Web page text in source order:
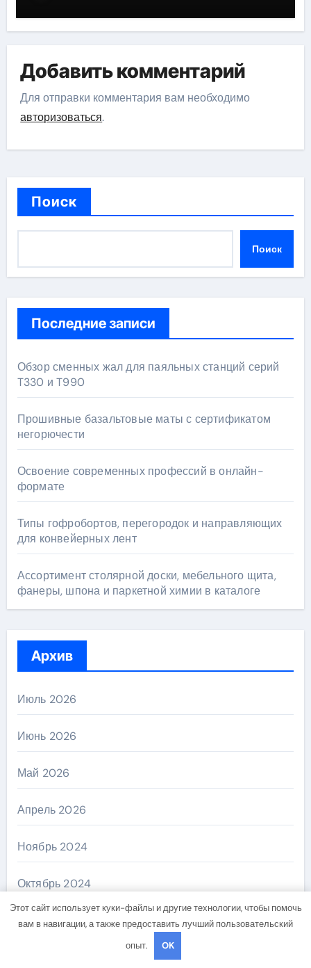
Добавить комментарий
Для отправки комментария вам необходимо
авторизоваться.
Поиск
Поиск
Последние записи
Обзор сменных жал для паяльных станций серий
T330 и T990
Прошивные базальтовые маты с сертификатом
негорючести
Освоение современных профессий в онлайн-
формате
Типы гофробортов, перегородок и направляющих
для конвейерных лент
Ассортимент столярной доски, мебельного щита,
фанеры, шпона и паркетной химии в каталоге
Архив
Июль 2026
Июнь 2026
Май 2026
Апрель 2026
Ноябрь 2024
Октябрь 2024
Сентябрь 2024
Этот сайт использует куки-файлы и другие технологии, чтобы помочь
вам в навигации, а также предоставить лучший пользовательский
опыт.
OK